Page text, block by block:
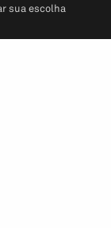
sua escolha